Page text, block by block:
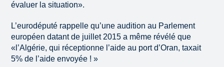
évaluer la situation».
L’eurodéputé rappelle qu’une audition au Parlement
européen datant de juillet 2015 a même révélé que
«l’Algérie, qui réceptionne l’aide au port d’Oran, taxait
5% de l’aide envoyée ! »